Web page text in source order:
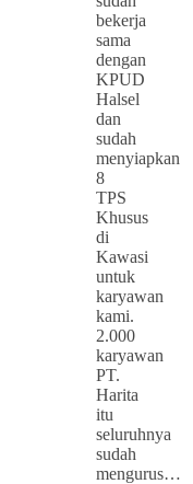
bekerja
sama
dengan
KPUD
Halsel
dan
sudah
menyiapkan
8
TPS
Khusus
di
Kawasi
untuk
karyawan
kami.
2.000
karyawan
PT.
Harita
itu
seluruhnya
sudah
mengurus…